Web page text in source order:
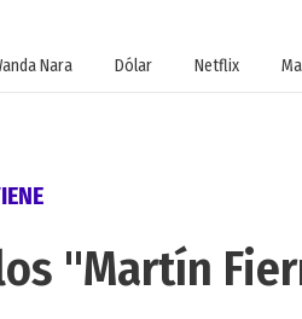
Nara Dólar Netflix
"Martín